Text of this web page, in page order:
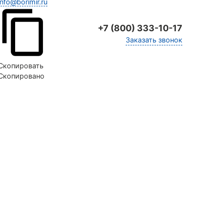
+7 (800) 333-10-17
Заказать звонок